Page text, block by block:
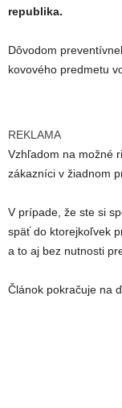
republika.
Dôvodom
kovového predmetu
REKLAMA
Vzhľadom na možné
zákazníci v žiadnom
V prípade, že ste si
späť do ktorejkoľvek
a to aj bez nutnosti
Článok pokračuje na